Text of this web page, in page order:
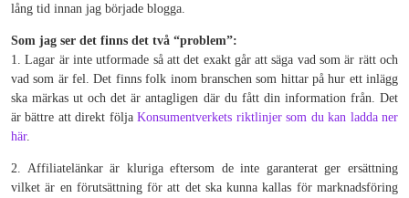
lång tid innan jag började blogga.
Som jag ser det finns det två “problem”:
1. Lagar är inte utformade så att det exakt går att säga vad som är rätt och
vad som är fel. Det finns folk inom branschen som hittar på hur ett inlägg
ska märkas ut och det är antagligen där du fått din information från. Det
är bättre att direkt följaKonsumentverkets riktlinjer som du kan ladda ner
här.
2. Affiliatelänkar är kluriga eftersom de inte garanterat ger ersättning
vilket är en förutsättning för att det ska kunna kallas för marknadsföring